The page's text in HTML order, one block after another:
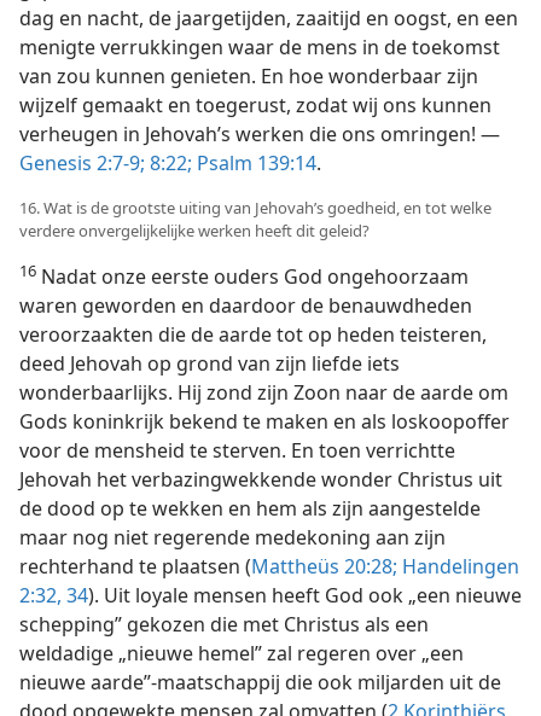
dag en nacht, de jaargetijden, zaaitijd en oogst, en een
menigte verrukkingen waar de mens in de toekomst
van zou kunnen genieten. En hoe wonderbaar zijn
wijzelf gemaakt en toegerust, zodat wij ons kunnen
verheugen in Jehovah’s werken die ons omringen! —
Genesis 2:7-9; 8:22; Psalm 139:14.
16. Wat is de grootste uiting van Jehovah’s goedheid, en tot welke
verdere onvergelijkelijke werken heeft dit geleid?
16 Nadat onze eerste ouders God ongehoorzaam
waren geworden en daardoor de benauwdheden
veroorzaakten die de aarde tot op heden teisteren,
deed Jehovah op grond van zijn liefde iets
wonderbaarlijks. Hij zond zijn Zoon naar de aarde om
Gods koninkrijk bekend te maken en als loskoopoffer
voor de mensheid te sterven. En toen verrichtte
Jehovah het verbazingwekkende wonder Christus uit
de dood op te wekken en hem als zijn aangestelde
maar nog niet regerende medekoning aan zijn
rechterhand te plaatsen (Mattheüs 20:28; Handelingen
2:32, 34). Uit loyale mensen heeft God ook „een nieuwe
schepping” gekozen die met Christus als een
weldadige „nieuwe hemel” zal regeren over „een
nieuwe aarde”-maatschappij die ook miljarden uit de